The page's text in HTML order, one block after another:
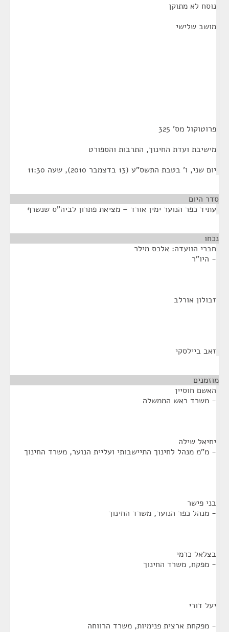
נוסח לא מתוקן
מושב שלישי
פרוטוקול מס' 325
מישיבת ועדת החינוך, התרבות והספורט
יום שני, ו' בטבת התשס"ע (13 בדצמבר 2010), שעה 11:30
סדר היום
עתיד כפר הנוער ימין אורד – מציאת פתרון לביה"ס שנשרף
נכחו
חברי הוועדה: אלכס מילר
- היו"ר
זבולון אורלב
זאב ביילסקי
מוזמנים
האשם חוסיין
- משרד ראש הממשלה
יחיאל שילה
- מ"מ מנהל לחינוך התיישבותי ועליית הנוער, משרד החינוך
בני פישר
- מנהל כפר הנוער, משרד החינוך
בצלאל כרמי
- מפקח, משרד החינוך
יעל דורי
- מפקחת ארצית פנימיות, משרד הרווחה